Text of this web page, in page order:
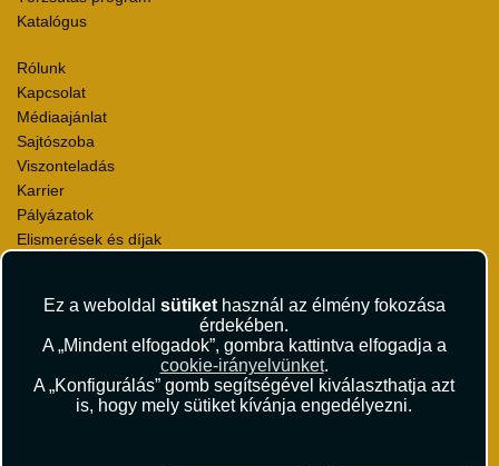
Ez a weboldal sütikethasznál az élmény fokozása
érdekében.
A „Mindent elfogadok”, gombra kattintva elfogadja a
cookie-irányelvünket.
A „Konfigurálás” gomb segítségével kiválaszthatja azt
is, hogy mely sütiket kívánja engedélyezni.
Katalógus
Rólunk
Kapcsolat
Médiaajánlat
Sajtószoba
Viszonteladás
Karrier
Pályázatok
Elismerések és díjak
Utazási Csomag Szerződési Feltételek
Útlemondás-biztosítás Szerződési Feltételek
Utasbiztosítás Szerződési Feltételek
Repülőjegy Szerződési Feltételek
Adatvédelem